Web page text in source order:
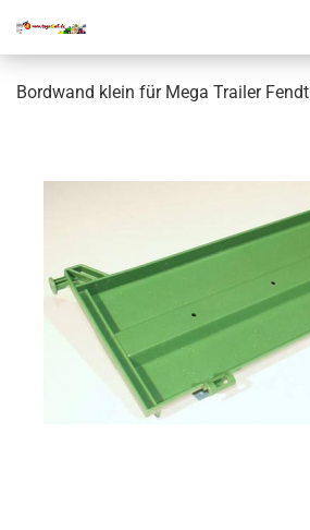
Bordwand klein für Mega Trailer Fendt